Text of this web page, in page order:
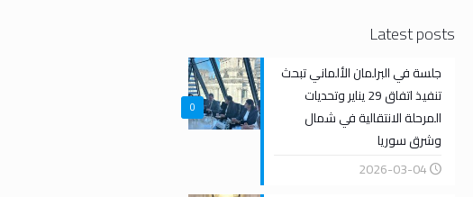
Latest posts
0
جلسة في البرلمان الألماني تبحث
تنفيذ اتفاق 29 يناير وتحديات
المرحلة الانتقالية في شمال
وشرق سوريا
2026-03-04